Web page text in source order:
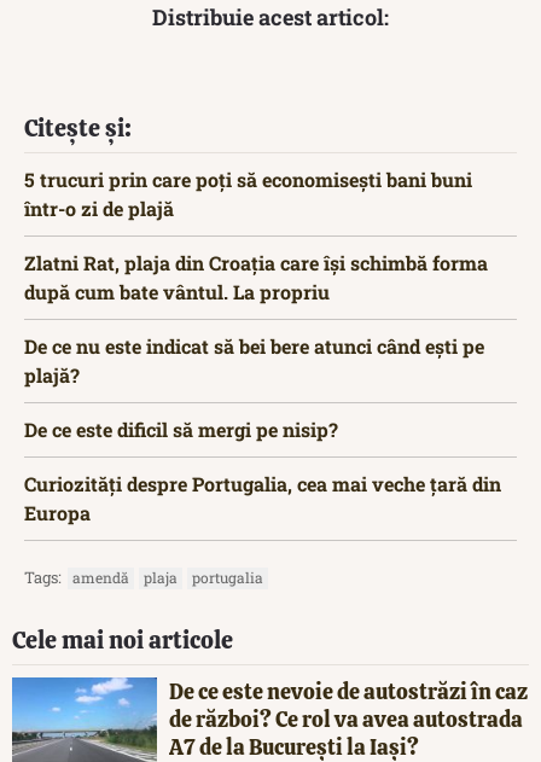
Distribuie acest articol:
Citește și:
5 trucuri prin care poți să economisești bani buni
într-o zi de plajă
Zlatni Rat, plaja din Croația care își schimbă forma
după cum bate vântul. La propriu
De ce nu este indicat să bei bere atunci când ești pe
plajă?
De ce este dificil să mergi pe nisip?
Curiozități despre Portugalia, cea mai veche țară din
Europa
Tags: amendă plaja portugalia
Cele mai noi articole
De ce este nevoie de autostrăzi în caz
de război? Ce rol va avea autostrada
A7 de la București la Iași?